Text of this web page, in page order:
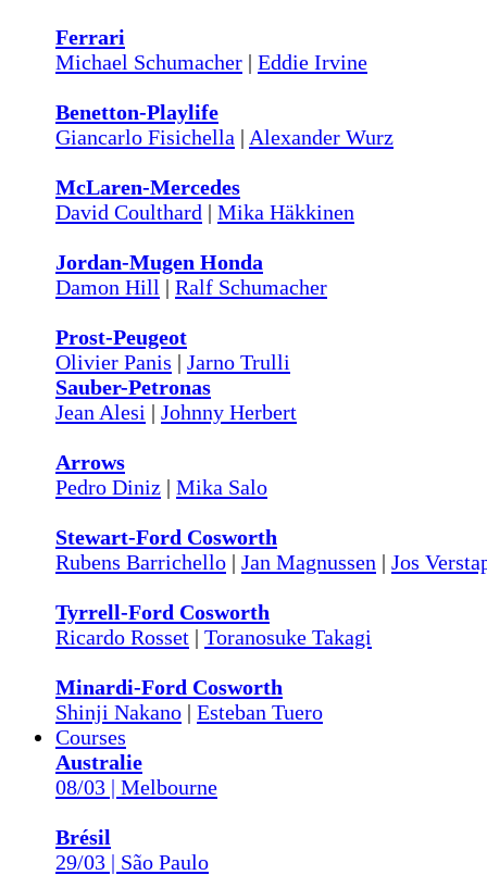
Ferrari
Michael Schumacher | Eddie Irvine
Benetton-Playlife
Giancarlo Fisichella | Alexander Wurz
McLaren-Mercedes
David Coulthard | Mika Häkkinen
Jordan-Mugen Honda
Damon Hill | Ralf Schumacher
Prost-Peugeot
Olivier Panis | Jarno Trulli
Sauber-Petronas
Jean Alesi | Johnny Herbert
Arrows
Pedro Diniz | Mika Salo
Stewart-Ford Cosworth
Rubens Barrichello | Jan Magnussen | Jos
Tyrrell-Ford Cosworth
Ricardo Rosset | Toranosuke Takagi
Minardi-Ford Cosworth
Shinji Nakano | Esteban Tuero
Courses
Australie
08/03 | Melbourne
Brésil
29/03 | São Paulo